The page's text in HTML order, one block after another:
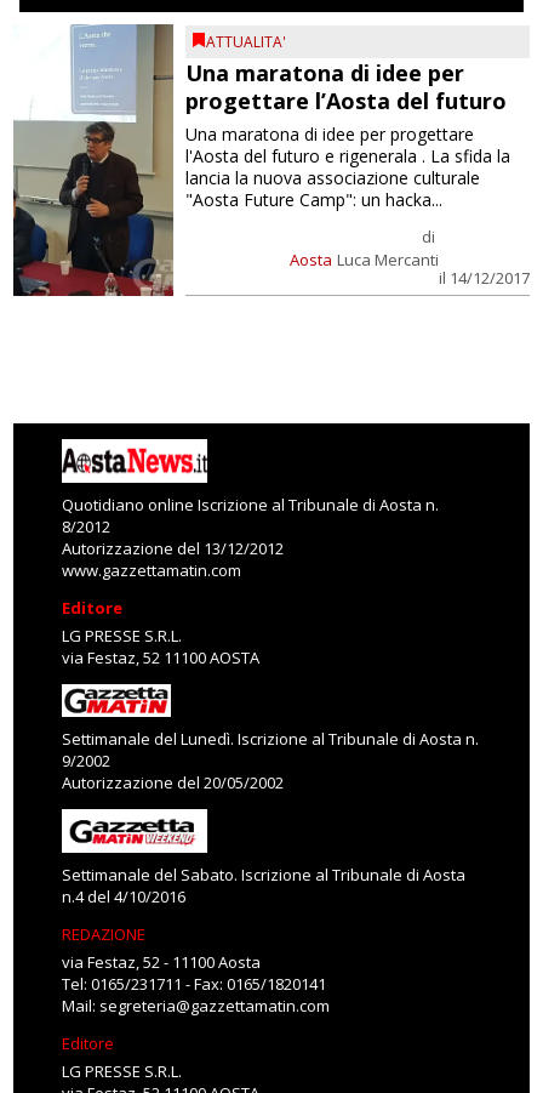
ATTUALITA'
Una maratona di idee per
progettare l’Aosta del futuro
Aosta
di
Luca Mercanti
il 14/12/2017
Una maratona di idee per progettare
l'Aosta del futuro e rigenerala . La sfida la
lancia la nuova associazione culturale
"Aosta Future Camp": un hacka...
Quotidiano online Iscrizione al Tribunale di Aosta n.
8/2012
Autorizzazione del 13/12/2012
www.gazzettamatin.com
Editore
LG PRESSE S.R.L.
via Festaz, 52 11100 AOSTA
Settimanale del Lunedì. Iscrizione al Tribunale di Aosta n.
9/2002
Autorizzazione del 20/05/2002
Settimanale del Sabato. Iscrizione al Tribunale di Aosta
n.4 del 4/10/2016
REDAZIONE
via Festaz, 52 - 11100 Aosta
Tel: 0165/231711 - Fax: 0165/1820141
Mail: segreteria@gazzettamatin.com
Editore
LG PRESSE S.R.L.